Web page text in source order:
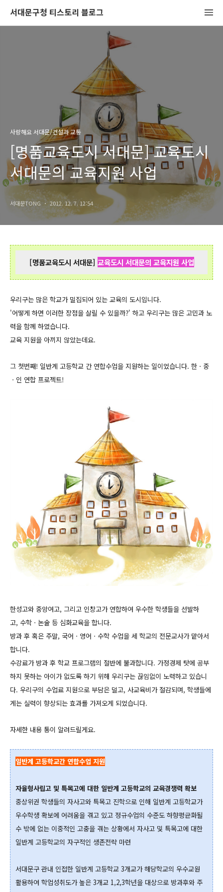
서대문구청 티스토리 블로그
사랑해요 서대문/건설과 교통
[명품교육도시 서대문] 교육도시
서대문의 교육지원 사업
서대문TONG 2012. 12. 7. 12:54
[명품교육도시 서대문] 교육도시 서대문의 교육지원 사업
우리구는 많은 학교가 밀집되어 있는 교육의 도시입니다.
'어떻게 하면 이러한 장점을 살릴 수 있을까?' 하고 우리구는 많은 고민과 노
력을 함께 하였습니다.
교육 지원을 아끼지 않았는데요.
그 첫번째! 일반계 고등학교 간 연합수업을 지원하는 일이었습니다. 한ㆍ중
ㆍ인 연합 프로젝트!
한성고와 중앙여고, 그리고 인창고가 연합하여 우수한 학생들을 선발하
고, 수학ㆍ논술 등 심화교육을 합니다.
방과 후 혹은 주말, 국어ㆍ영어ㆍ수학 수업을 세 학교의 전문교사가 맡아서
합니다.
수강료가 방과 후 학교 프로그램의 절반에 불과합니다. 가정경제 탓에 공부
하지 못하는 아이가 없도록 하기 위해 우리구는 끊임없이 노력하고 있습니
다. 우리구의 수업료 지원으로 부담은 덜고, 사교육비가 절감되며, 학생들에
게는 실력이 향상되는 효과를 가져오게 되었습니다.
자세한 내용 통이 알려드릴게요.
일반계 고등학교간 연합수업 지원
자율형사립고 및 특목고에 대한 일반계 고등학교의 교육경쟁력 확보
중상위권 학생들의 자사고와 특목고 진학으로 인해 일반계 고등학교가
우수학생 확보에 어려움을 겪고 있고 정규수업의 수준도 하향평균화될
수 밖에 없는 이중적인 고충을 겪는 상황에서 자사고 및 특목고에 대한
일반계 고등학교의 자구적인 생존전략 마련
서대문구 관내 인접한 일반계 고등학교 3개교가 해당학교의 우수교원
활용하여 학업성취도가 높은 3개교 1,2,3학년을 대상으로 방과후와 주